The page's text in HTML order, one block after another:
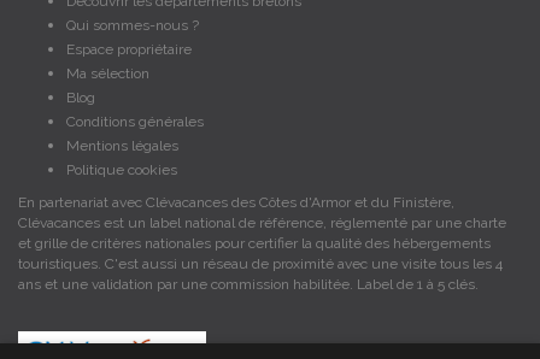
Qui sommes-nous ?
Espace propriétaire
Ma sélection
Blog
Conditions générales
Mentions légales
Politique cookies
En partenariat avec Clévacances des Côtes d'Armor et du Finistère,
Clévacances est un label national de référence, réglementé par une charte
et grille de critères nationales pour certifier la qualité des hébergements
touristiques. C'est aussi un réseau de proximité avec une visite tous les 4
ans et une validation par une commission habilitée. Label de 1 à 5 clés.